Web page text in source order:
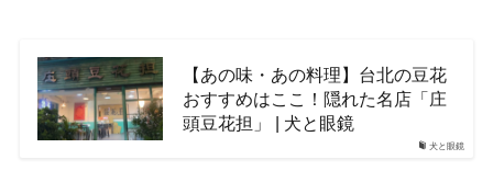
犬と眼鏡
【あの味・あの料理】台北の豆花
おすすめはここ！隠れた名店「庄
頭豆花担」 | 犬と眼鏡